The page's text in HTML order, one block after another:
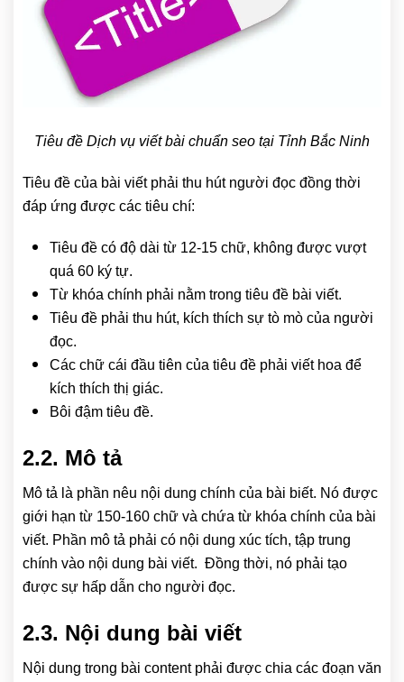
Tiêu đề Dịch vụ viết bài chuẩn seo tại Tỉnh Bắc Ninh
Tiêu đề của bài viết phải thu hút người đọc đồng thời
đáp ứng được các tiêu chí:
Tiêu đề có độ dài từ 12-15 chữ, không được vượt
quá 60 ký tự.
Từ khóa chính phải nằm trong tiêu đề bài viết.
Tiêu đề phải thu hút, kích thích sự tò mò của người
đọc.
Các chữ cái đầu tiên của tiêu đề phải viết hoa để
kích thích thị giác.
Bôi đậm tiêu đề.
2.2. Mô tả
Mô tả là phần nêu nội dung chính của bài biết. Nó được
giới hạn từ 150-160 chữ và chứa từ khóa chính của bài
viết. Phần mô tả phải có nội dung xúc tích, tập trung
chính vào nội dung bài viết. Đồng thời, nó phải tạo
được sự hấp dẫn cho người đọc.
2.3. Nội dung bài viết
Nội dung trong bài content phải được chia các đoạn văn